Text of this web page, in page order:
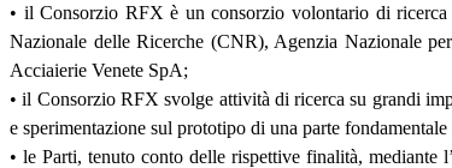
• il Consorzio RFX è un consorzio volontario di
Nazionale delle Ricerche (CNR), Agenzia Nazionale
Acciaierie Venete SpA;
• il Consorzio RFX svolge attività di ricerca su grandi
e sperimentazione sul prototipo di una parte
• le Parti, tenuto conto delle rispettive finalità, mediante